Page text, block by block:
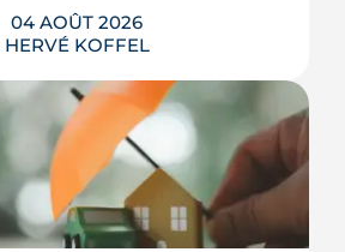
04 AOÛT 2026
HERVÉ KOFFEL
à faibles émissions a
printemps 2026, avant
par le Conseil